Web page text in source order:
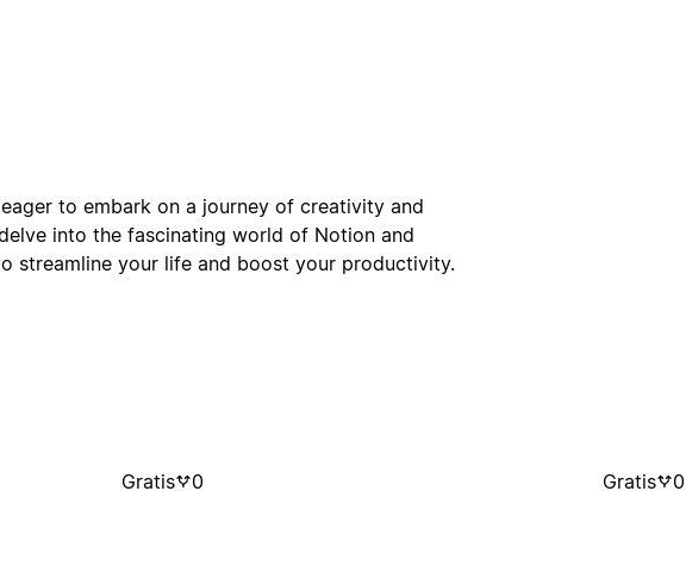
to embark on a journey of creativity and
into the fascinating world of Notion and
streamline your life and boost your productivity.
Gratis 0 Gratis 0